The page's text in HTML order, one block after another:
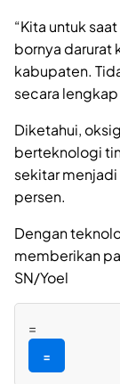
“Kita untuk
bornya darurat
kabupaten.
secara
Diketahui,
berteknologi
sekitar
persen.
Dengan
memberikan
SN/Yoel
=
=